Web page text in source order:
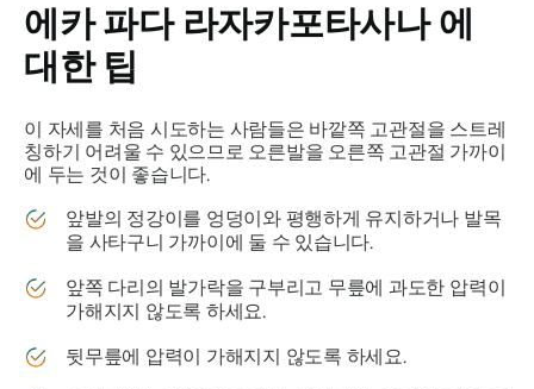
에카 파다 라자카포타사나에
대한 팁
이 자세를 처음 시도하는 사람들은 바깥쪽 고관절을 스트레
칭하기 어려울 수 있으므로 오른발을 오른쪽 고관절 가까이
에 두는 것이 좋습니다.
앞발의 정강이를 엉덩이와 평행하게 유지하거나 발목
을 사타구니 가까이에 둘 수 있습니다.
앞쪽 다리의 발가락을 구부리고 무릎에 과도한 압력이
가해지지 않도록 하세요.
뒷무릎에 압력이 가해지지 않도록 하세요.